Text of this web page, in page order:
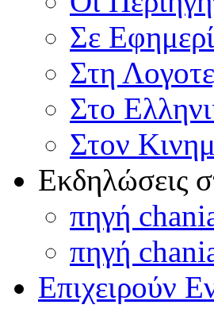
Σε
Στη
Στο
Στον
Εκδηλώσεις
πηγή
πηγή
Επιχειρούν